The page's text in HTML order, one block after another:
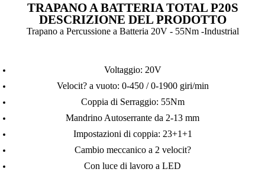
TRAPANO A BATTERIA TOTAL P20S
DESCRIZIONE DEL PRODOTTO
Trapano a Percussione a Batteria 20V - 55Nm -Industrial
Voltaggio: 20V
Velocit? a vuoto: 0-450 / 0-1900 giri/min
Coppia di Serraggio: 55Nm
Mandrino Autoserrante da 2-13 mm
Impostazioni di coppia: 23+1+1
Cambio meccanico a 2 velocit?
Con luce di lavoro a LED